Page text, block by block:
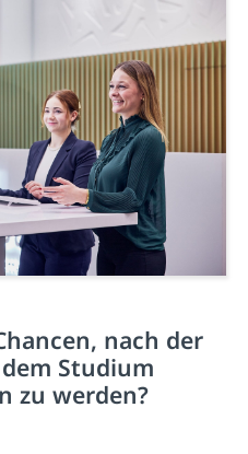
nach der
Studium
zu werden?